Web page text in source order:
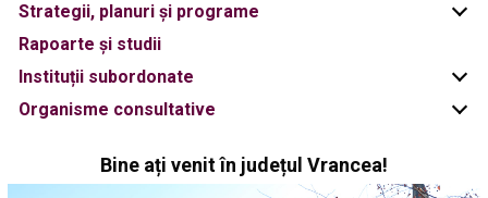
Strategii, planuri și programe
Rapoarte și studii
Instituții subordonate
Organisme consultative
Bine ați venit în județul Vrancea!